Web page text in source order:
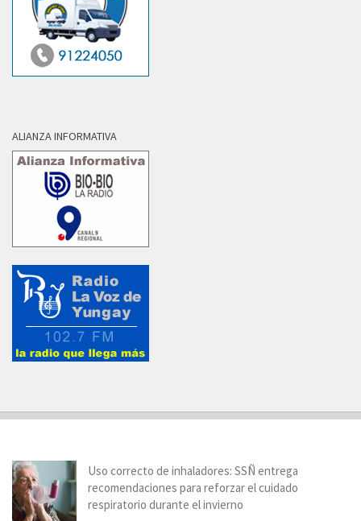
ALIANZA INFORMATIVA
Uso correcto de inhaladores: SSÑ entrega
recomendaciones para reforzar el cuidado
respiratorio durante el invierno